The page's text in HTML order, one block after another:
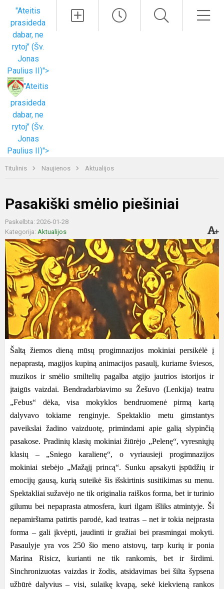
"Ateitis
prasideda
dabar, ne
rytoj" (Šv.
Jonas
Paulius II)">
"Ateitis
prasideda
dabar, ne
rytoj" (Šv.
Jonas
Paulius II)">
Titulinis Naujienos Aktualijos
Pasakiški smėlio piešiniai
Paskelbta: 2026-01-28
Kategorija: Aktualijos
Šaltą žiemos dieną mūsų progimnazijos mokiniai persikėlė į
nepaprastą, magijos kupiną animacijos pasaulį, kuriame šviesos,
muzikos ir smėlio smiltelių pagalba atgijo jautrios istorijos ir
įtaigūs vaizdai. Bendradarbiavimo su Žešuvo (Lenkija) teatru
„Febus“ dėka, visa mokyklos bendruomenė pirmą kartą
dalyvavo tokiame renginyje. Spektaklio metu gimstantys
paveikslai žadino vaizduotę, primindami apie galią slypinčią
pasakose. Pradinių klasių mokiniai žiūrėjo „Pelenę“, vyresniųjų
klasių – „Sniego karalienę“, o vyriausieji progimnazijos
mokiniai stebėjo „Mažąjį princą“. Sunku apsakyti įspūdžių ir
emocijų gausą, kurią suteikė šis išskirtinis susitikimas su menu.
Spektakliai sužavėjo ne tik originalia raiškos forma, bet ir turinio
gilumu bei nepaprasta atmosfera, kuri ilgam išliks atmintyje. Ši
nepamirštama patirtis parodė, kad teatras – net ir tokia neįprasta
forma – gali įkvėpti, jaudinti ir gražiai bei prasmingai mokyti.
Pasaulyje yra vos 250 šio meno atstovų, tarp kurių ir ponia
Marina Risicz, kurianti ne tik rankomis, bet ir širdimi.
Sinchronizuotas vaizdas ir žodis, atsidavimas bei šilta šypsena
užbūrė dalyvius – visi, sulaikę kvapą, sekė kiekvieną rankos